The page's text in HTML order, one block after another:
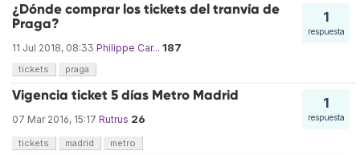
1
respuesta
¿Dónde comprar los tickets del tranvía de
Praga?
11 Jul 2018, 08:33 Philippe Car... 187
tickets praga
1
respuesta
Vigencia ticket 5 días Metro Madrid
07 Mar 2016, 15:17 Rutrus 26
tickets madrid metro